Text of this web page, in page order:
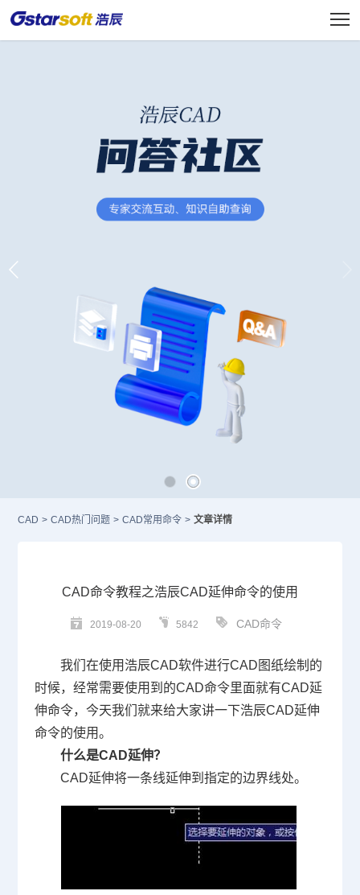
CAD > CAD热门问题 > CAD常用命令 > 文章详情
CAD命令教程之浩辰CAD延伸命令的使用
2019-08-20 5842 CAD命令
我们在使用浩辰CAD软件进行CAD 图纸绘制的
时候，经常需要使用到的CAD命令里面就有CAD延
伸命令，今天我们就来给大家讲一下浩辰CAD延伸
命令的使用。
什么是CAD延伸？
CAD延伸将一条线延伸到指定的边界线处。